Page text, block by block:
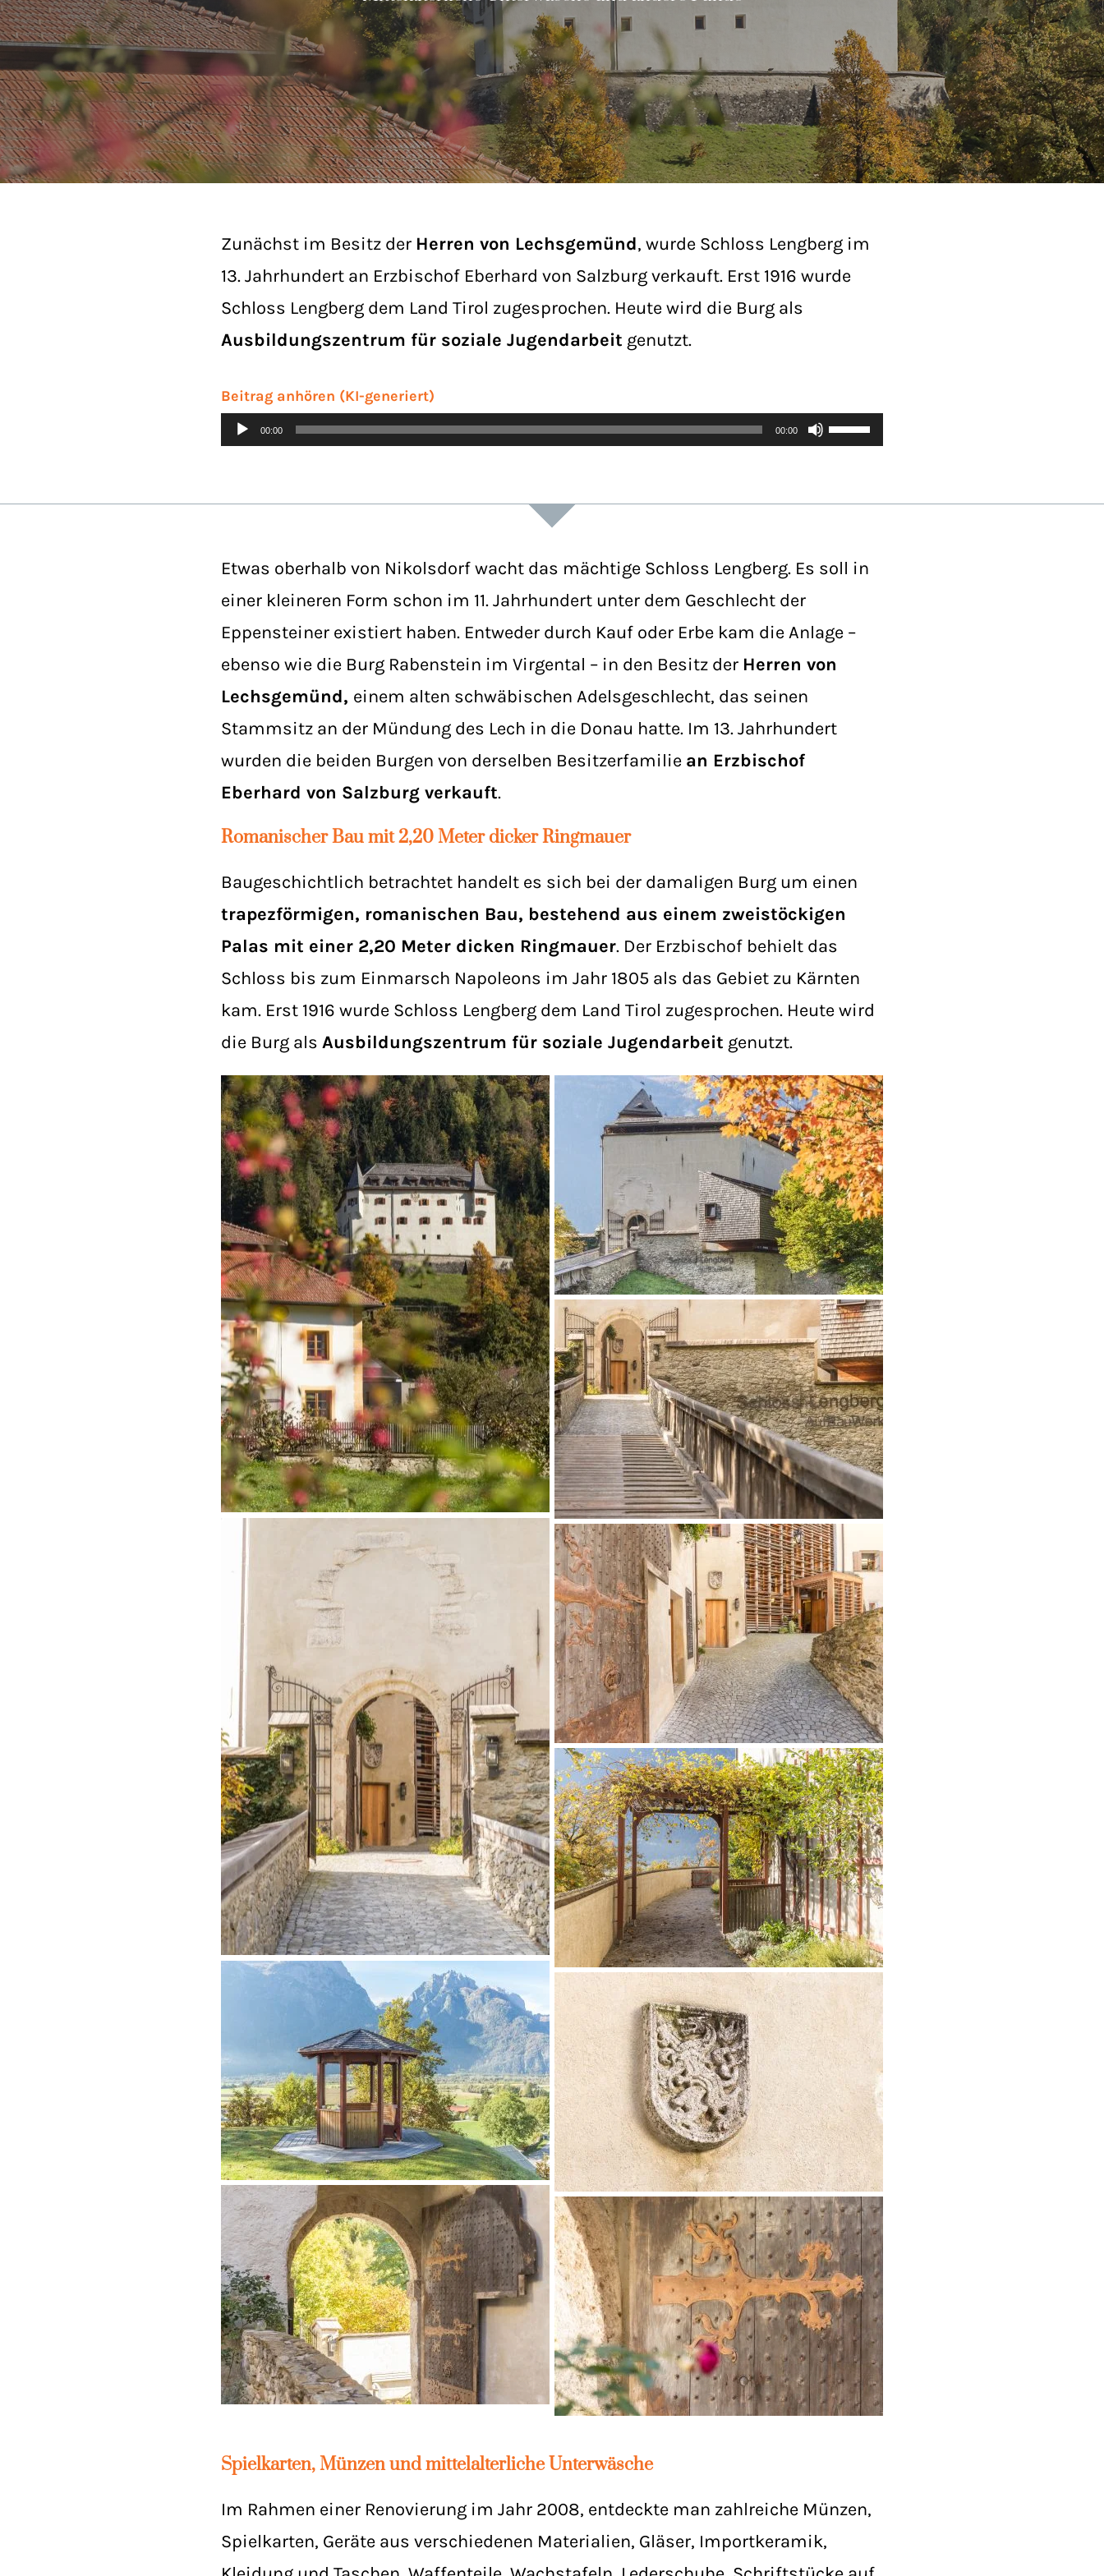
Zunächst im Besitz der Herren von Lechsgemünd, wurde Schloss Lengberg im
13. Jahrhundert an Erzbischof Eberhard von Salzburg verkauft. Erst 1916 wurde
Schloss Lengberg dem Land Tirol zugesprochen. Heute wird die Burg als
Ausbildungszentrum für soziale Jugendarbeit genutzt.
Beitrag anhören (KI-generiert)
Audio-
Player
00:00 00:00
Pfeiltasten
Hoch/Runter
regeln.
Etwas oberhalb von Nikolsdorf wacht das mächtige Schloss Lengberg. Es soll in
einer kleineren Form schon im 11. Jahrhundert unter dem Geschlecht der
Eppensteiner existiert haben. Entweder durch Kauf oder Erbe kam die Anlage –
ebenso wie die Burg Rabenstein im Virgental – in den Besitz der Herren von
Lechsgemünd, einem alten schwäbischen Adelsgeschlecht, das seinen
Stammsitz an der Mündung des Lech in die Donau hatte. Im 13. Jahrhundert
wurden die beiden Burgen von derselben Besitzerfamilie an Erzbischof
Eberhard von Salzburg verkauft.
Romanischer Bau mit 2,20 Meter dicker Ringmauer
Baugeschichtlich betrachtet handelt es sich bei der damaligen Burg um einen
trapezförmigen, romanischen Bau, bestehend aus einem zweistöckigen
Palas mit einer 2,20 Meter dicken Ringmauer. Der Erzbischof behielt das
Schloss bis zum Einmarsch Napoleons im Jahr 1805 als das Gebiet zu Kärnten
kam. Erst 1916 wurde Schloss Lengberg dem Land Tirol zugesprochen. Heute wird
die Burg als Ausbildungszentrum für soziale Jugendarbeit genutzt.
Spielkarten, Münzen und mittelalterliche Unterwäsche
Im Rahmen einer Renovierung im Jahr 2008, entdeckte man zahlreiche Münzen,
Spielkarten, Geräte aus verschiedenen Materialien, Gläser, Importkeramik,